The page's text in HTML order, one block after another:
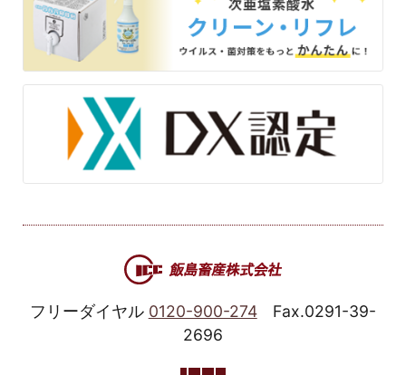
フリーダイヤル 0120-900-274
Fax.0291-39-
2696